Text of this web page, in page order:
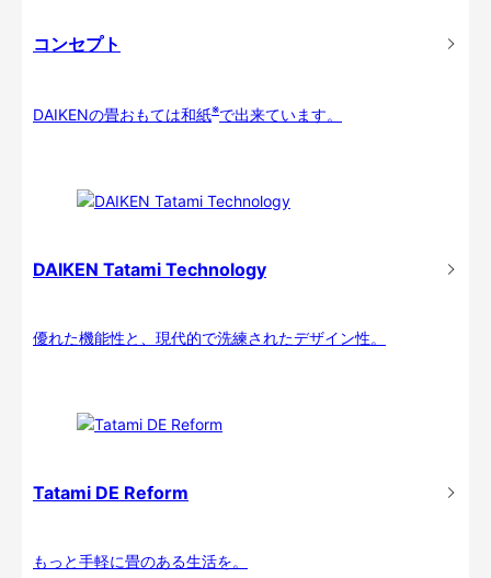
コンセプト
DAIKENの畳おもては和紙※で出来ています。
DAIKEN Tatami Technology
優れた機能性と、現代的で洗練されたデザイン性。
Tatami DE Reform
もっと手軽に畳のある生活を。